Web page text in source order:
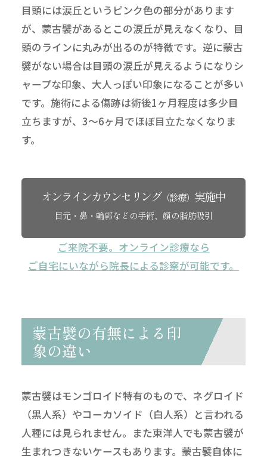
目頭には涙丘というピンク色の部分があります
が、蒙古襞があるとこの涙丘が見えなくなり、目
頭のラインに丸みが出るのが特徴です。逆に蒙古
襞がない場合は目頭の涙丘が見えるようになりシ
ャープな印象、大人っぽい印象になることが多い
です。施術による傷跡は術後1ヶ月程度は多少目
立ちますが、3～6ヶ月でほぼ目立たなくなりま
す。
オンラインカウンセリング（診療） 実施中
目元・鼻・輪郭などの手術、顔の脂肪吸引
ご来院不要。オンライン診療なら
ご自宅にいながら院長による診察が可能です。
蒙古襞の有無による印
象の違い
蒙古襞はモンゴロイド特有のもので、ネグロイド
（黒人系）やコーカソイド（白人系）と言われる
人種には見られません。また東洋人でも蒙古襞が
生まれつきないケースもあります。蒙古襞自体に